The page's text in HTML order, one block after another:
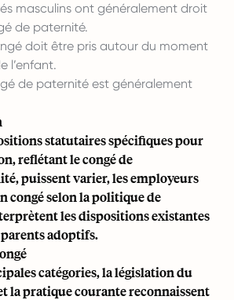
masculins ont généralement droit
de paternité.
doit être pris autour du moment
l’enfant.
de paternité est généralement
statutaires spécifiques pour
reflétant le congé de
puissent varier, les employeurs
congé selon la politique de
les dispositions existantes
adoptifs.
catégories, la législation du
la pratique courante reconnaissent